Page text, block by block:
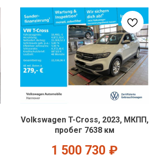
Volkswagen T-Cross, 2023, МКПП,
пробег 7638 км
1 500 730 ₽